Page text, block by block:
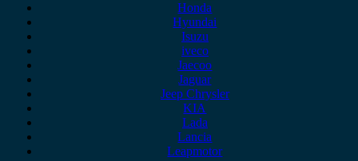
Honda
Hyundai
Isuzu
iveco
Jaecoo
Jaguar
Jeep Chrysler
KIA
Lada
Lancia
Leapmotor